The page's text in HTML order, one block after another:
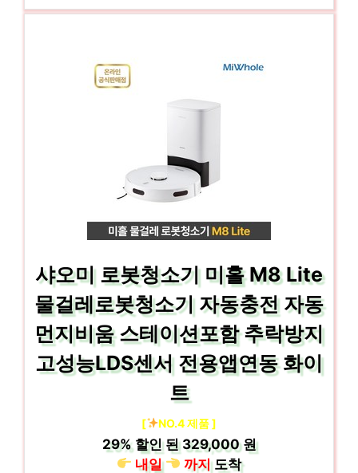
샤오미 로봇청소기 미홀 M8 Lite
물걸레로봇청소기 자동충전 자동
먼지비움 스테이션포함 추락방지
고성능LDS센서 전용앱연동 화이
트
[ NO.4 제품 ]
29%할인 된329,000 원
내일
까지도착